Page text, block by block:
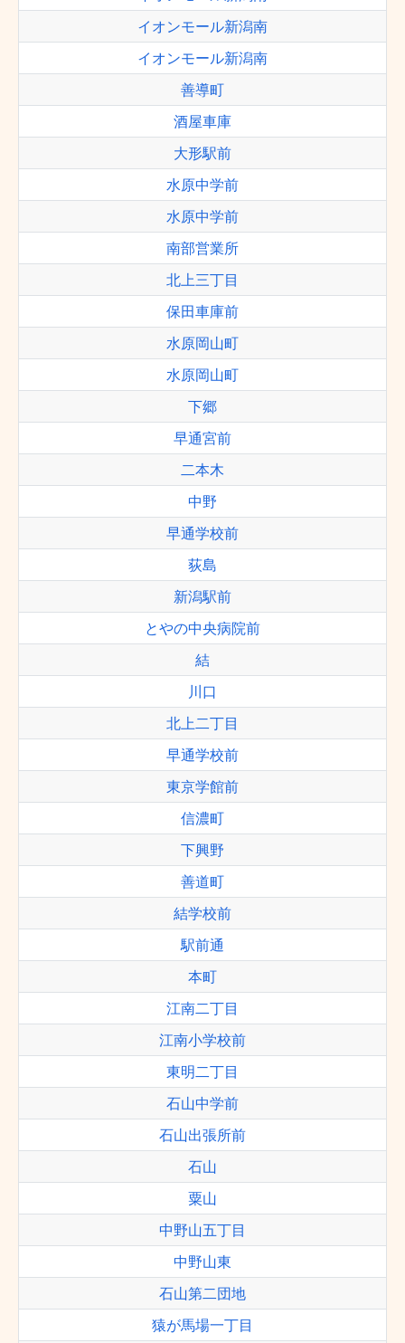
イオンモール新潟南
イオンモール新潟南
善導町
酒屋車庫
大形駅前
水原中学前
水原中学前
南部営業所
北上三丁目
保田車庫前
水原岡山町
水原岡山町
下郷
早通宮前
二本木
中野
早通学校前
荻島
新潟駅前
とやの中央病院前
結
川口
北上二丁目
早通学校前
東京学館前
信濃町
下興野
善道町
結学校前
駅前通
本町
江南二丁目
江南小学校前
東明二丁目
石山中学前
石山出張所前
石山
粟山
中野山五丁目
中野山東
石山第二団地
猿が馬場一丁目